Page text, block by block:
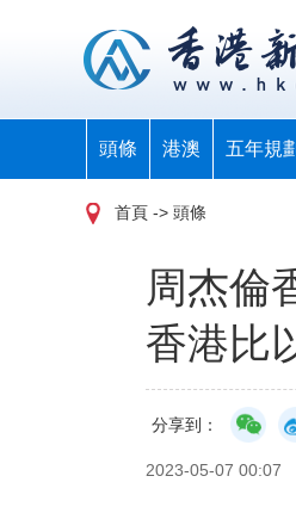
頭條 港澳 五年規
首頁 -> 頭條
周杰倫
香港比
分享到：
2023-05-07 00:07